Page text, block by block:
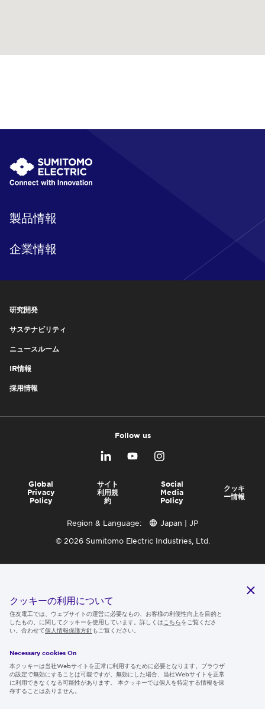
製品情報
企業情報
研究開発
サステナビリティ
ニュースルーム
IR情報
採用情報
Follow us
Global
Privacy
Policy
サイト
利用規
約
Social
Media
Policy
クッキ
ー情報
Region & Language:
Japan | JP
© 2026 Sumitomo Electric Industries, Ltd.
クッキーの利用について
住友電工では、ウェブサイトの運営に必要なもの、お客様の利便性向上を目的と
したもの、に関してクッキーを使用しています。詳しくは こちらをご覧くださ
い。合わせて個人情報保護方針もご覧ください。
Necessary cookies On
本クッキーは当社Webサイトを正常に利用するために必要となります。ブラウザ
の設定で無効にすることは可能ですが、無効にした場合、当社Webサイトを正常
に利用できなくなる可能性があります。 本クッキーでは個人を特定する情報を保
存することはありません。